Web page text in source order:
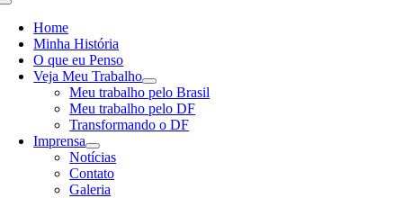
Toggle
NavigationHome
Minha História
O que eu Penso
Veja Meu Trabalho
Meu trabalho pelo Brasil
Meu trabalho pelo DF
Transformando o DF
Imprensa
Notícias
Contato
Galeria